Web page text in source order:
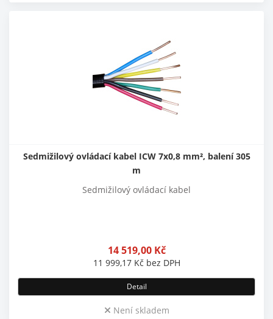
Sedmižilový ovládací kabel ICW 7x0,8 mm², balení 305
m
Sedmižilový ovládací kabel
14 519,00 Kč
11 999,17 Kč bez DPH
Detail
Není skladem